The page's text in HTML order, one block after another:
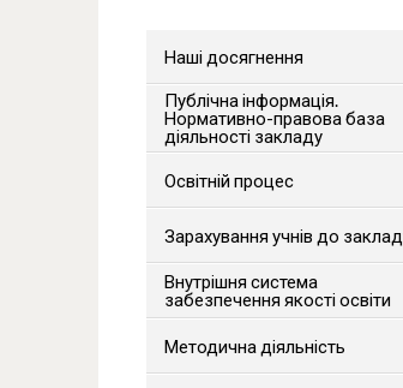
Наші досягнення
Публічна інформація.
Нормативно-правова база
діяльності закладу
Освітній процес
Зарахування учнів до
Внутрішня система
забезпечення якості освіти
Методична діяльність